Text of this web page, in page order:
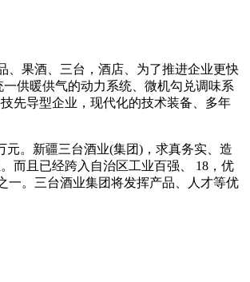
、果酒、三台，酒店、为了推进企业更快
供暖供气的动力系统、微机勾兑调味系
先导型企业，现代化的技术装备、多年
元。新疆三台酒业(集团)，求真务实、造
而且已经跨入自治区工业百强、 18，优
一。三台酒业集团将发挥产品、人才等优